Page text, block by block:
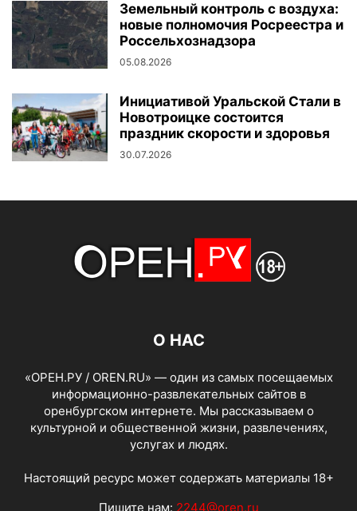
Земельный контроль с воздуха:
новые полномочия Росреестра и
Россельхознадзора
05.08.2026
Инициативой Уральской Стали в
Новотроицке состоится
праздник скорости и здоровья
30.07.2026
О НАС
«ОРЕН.РУ / OREN.RU» — один из самых посещаемых
информационно-развлекательных сайтов в
оренбургском интернете. Мы рассказываем о
культурной и общественной жизни, развлечениях,
услугах и людях.
Настоящий ресурс может содержать материалы 18+
Пишите нам: 2244@oren.ru